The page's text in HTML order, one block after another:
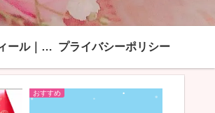
運営者プロフィール｜「綺麗ママになる方法」モンブラン プライバシーポリシー
おすすめ